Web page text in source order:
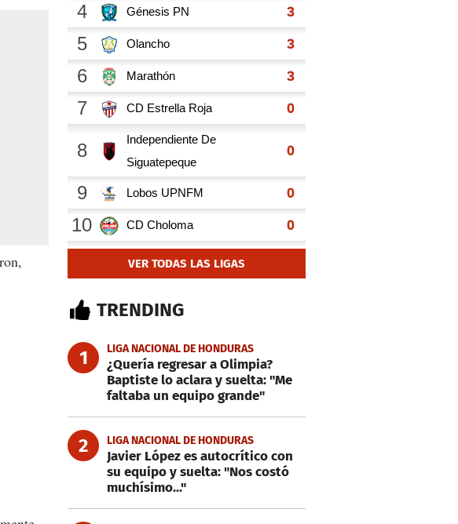
VER TODAS LAS LIGAS
TRENDING
1 LIGA NACIONAL DE HONDURAS
¿Quería regresar a Olimpia?
Baptiste lo aclara y suelta: "Me
faltaba un equipo grande"
2 LIGA NACIONAL DE HONDURAS
Javier López es autocrítico con
su equipo y suelta: "Nos costó
muchísimo..."